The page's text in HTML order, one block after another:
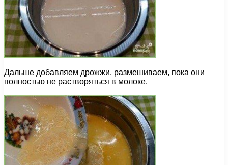
Дальше добавляем дрожжи, размешиваем, пока они
полностью не растворяться в молоке.